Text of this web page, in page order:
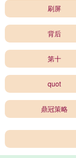
刷屏
背后
第十
quot
鼎冠策略